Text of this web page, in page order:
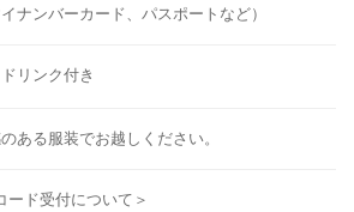
ナンバーカード、パスポートなど）
リンク付き
ある服装でお越しください。
ード受付について＞